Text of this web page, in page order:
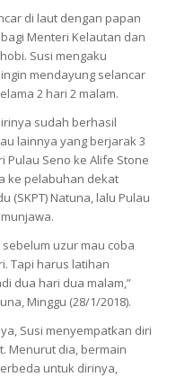
di laut dengan papan
Menteri Kelautan dan
Susi mengaku
mendayung selancar
2 hari 2 malam.
sudah berhasil
lainnya yang berjarak 3
Pulau Seno ke Alife Stone
ke pelabuhan dekat
(SKPT) Natuna, lalu Pulau
uzur mau coba
Tapi harus latihan
dua hari dua malam,”
Minggu (28/1/2018).
Susi menyempatkan diri
Menurut dia, bermain
untuk dirinya,